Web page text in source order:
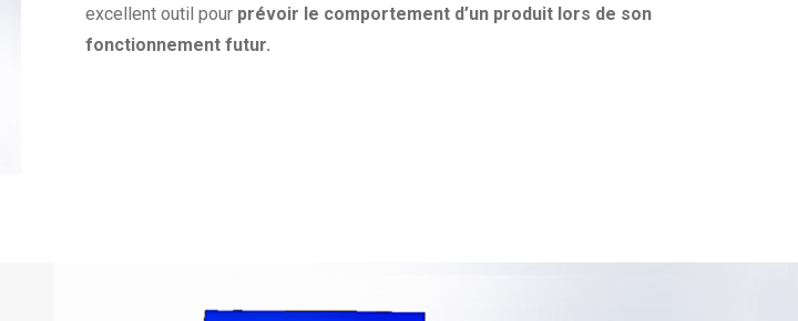
excellent outil pour prévoir le comportement d’un produit lors de son
fonctionnement futur.